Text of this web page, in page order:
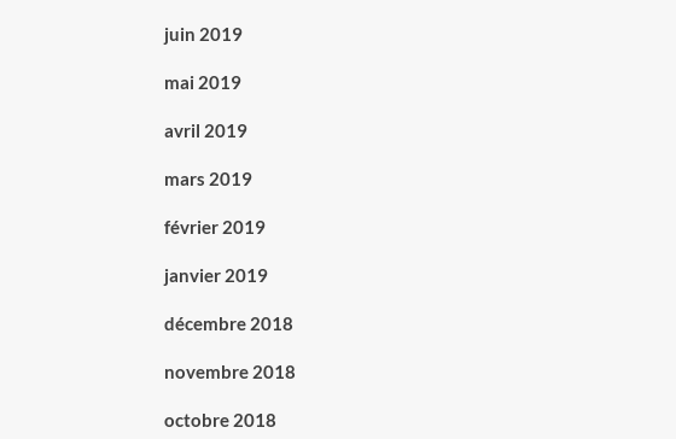
juin 2019
mai 2019
avril 2019
mars 2019
février 2019
janvier 2019
décembre 2018
novembre 2018
octobre 2018